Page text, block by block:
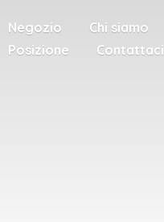
Negozio
Chi siamo
Posizione
Contattaci